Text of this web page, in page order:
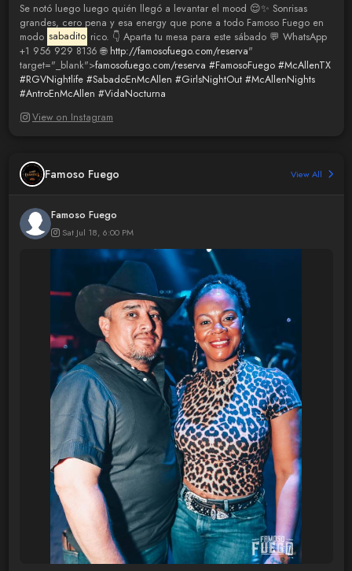
Se notó luego luego quién llegó a levantar el mood 😌✨ Sonrisas
grandes, cero pena y esa energy que pone a todo Famoso Fuego en
modo sabadito rico. 👇 Aparta tu mesa para este sábado 💬 WhatsApp
+1 956 929 8136 🌐 http://famosofuego.com/reserva"
target="_blank">famosofuego.com/reserva #FamosoFuego #McAllenTX
#RGVNightlife #SabadoEnMcAllen #GirlsNightOut #McAllenNights
#AntroEnMcAllen #VidaNocturna
View on Instagram
Famoso Fuego View All
Famoso Fuego
Sat Jul 18, 6:00 PM